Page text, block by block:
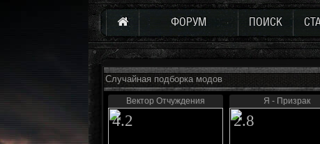
ФОРУМ ПОИСК
Случайная подборка модов
Вектор Отчуждения
4.2
Я - Призрак
2.8